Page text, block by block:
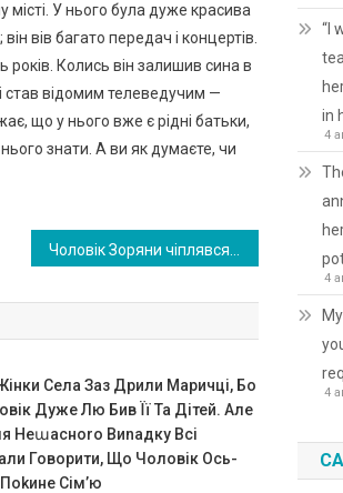
У нього була дуже красива
вів багато передач і концертів.
років. Колись він залишив сина в
став відомим телеведучим —
що у нього вже є рідні батьки,
нього знати. А ви як думаєте, чи
Села Заз Дрили Маричці, Бо
Дуже Лю Бив Її Та Дітей. Але
Неաасноrо Виnадку Всі
Говорити, Що Чоловік Ось-
Сім’ю
“I
in
4
4
4